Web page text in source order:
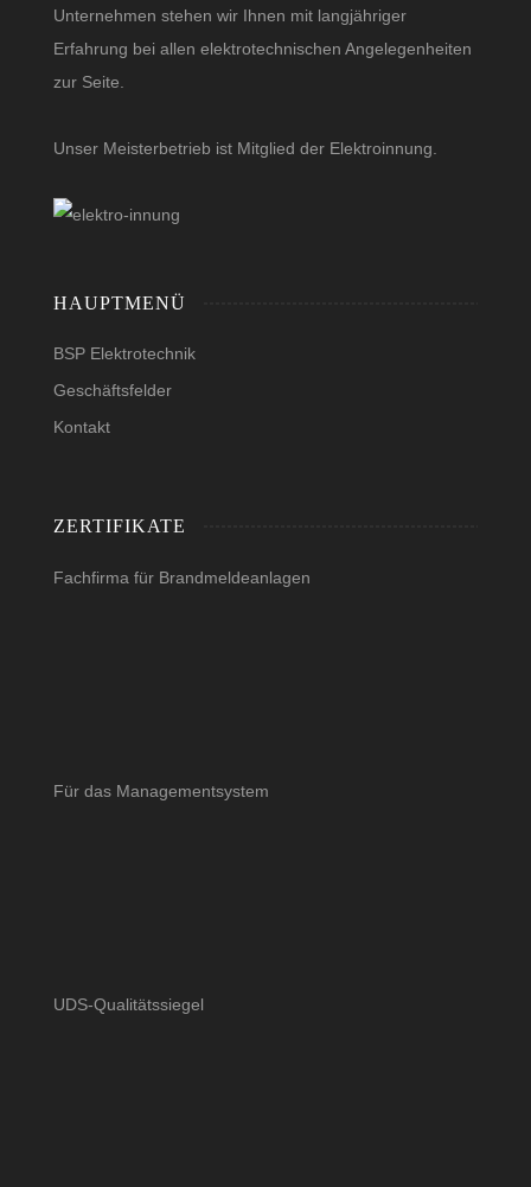
Unternehmen stehen wir Ihnen mit langjähriger
Erfahrung bei allen elektrotechnischen Angelegenheiten
zur Seite.
Unser Meisterbetrieb ist Mitglied der Elektroinnung.
HAUPTMENÜ
BSP Elektrotechnik
Geschäftsfelder
Kontakt
ZERTIFIKATE
Fachfirma für Brandmeldeanlagen
Für das Managementsystem
UDS-Qualitätssiegel